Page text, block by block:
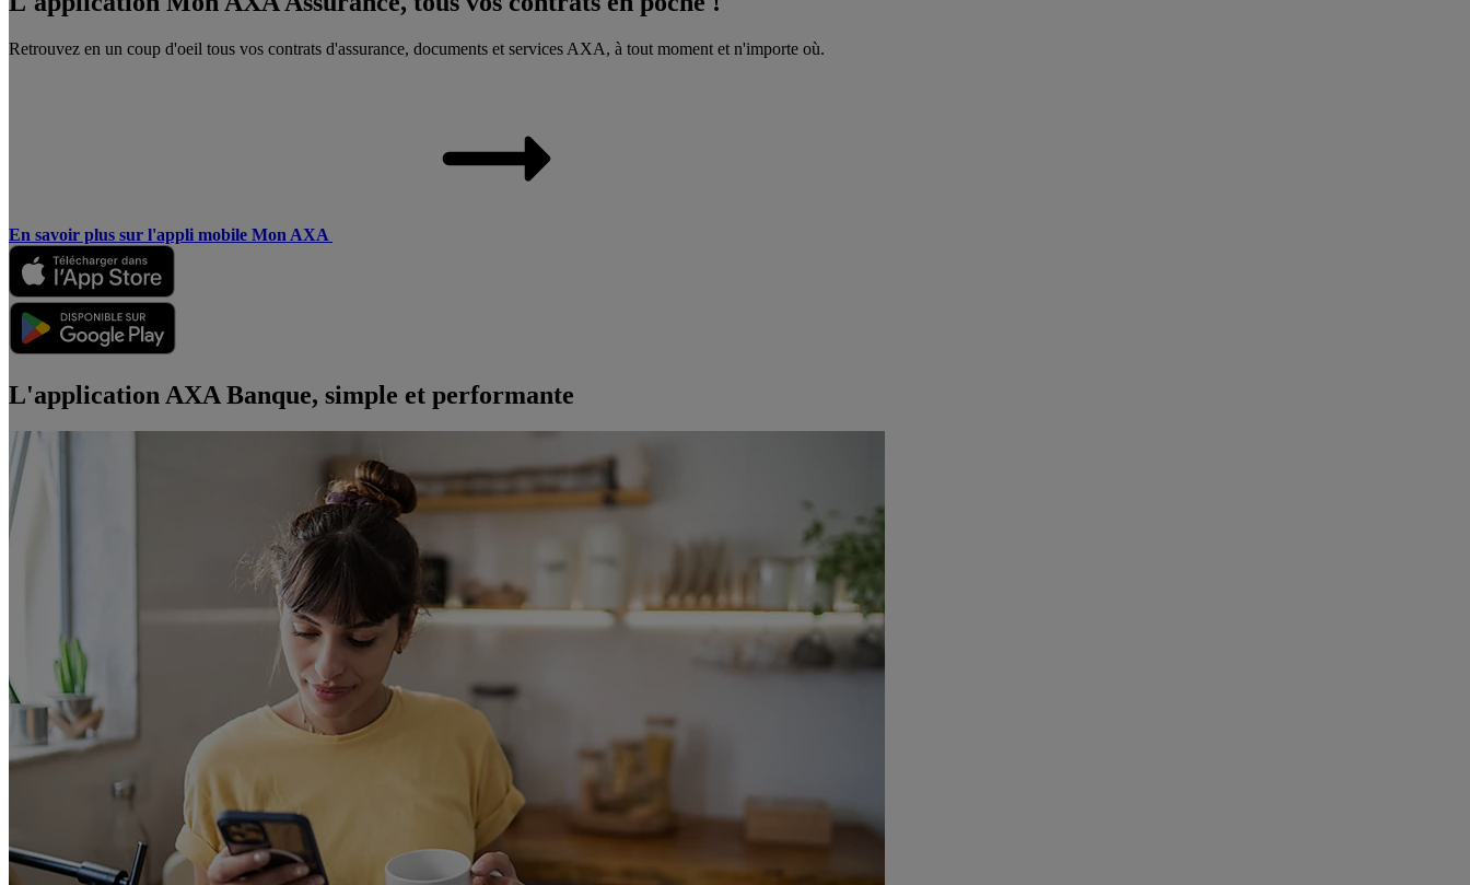
Retrouvez en un coup d'oeil tous vos contrats d'assurance, documents et services AXA, à tout moment et n'importe où.
En savoir plus sur l'appli mobile Mon AXA
L'application AXA Banque, simple et performante